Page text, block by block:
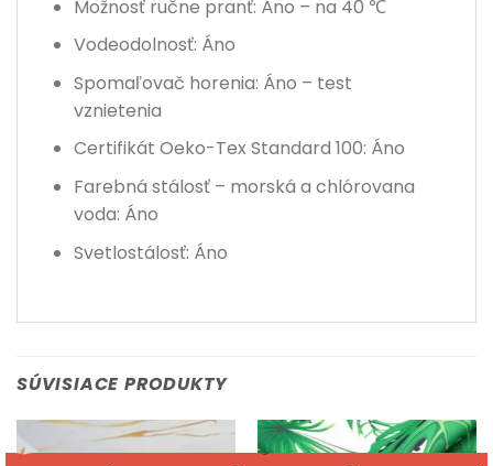
Možnosť ručne pranť: Áno – na 40 ℃
Vodeodolnosť: Áno
Spomaľovač horenia: Áno – test
vznietenia
Certifikát Oeko-Tex Standard 100: Áno
Farebná stálosť – morská a chlórovana
voda: Áno
Svetlostálosť: Áno
SÚVISIACE PRODUKTY